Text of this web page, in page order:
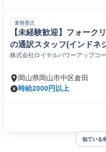
業務委託
【未経験歓迎】フォーク
の通訳スタッフ(インドネ
株式会社ロイヤルパワーアップコ
岡山県岡山市中区倉田
時給2000円以上
似ている